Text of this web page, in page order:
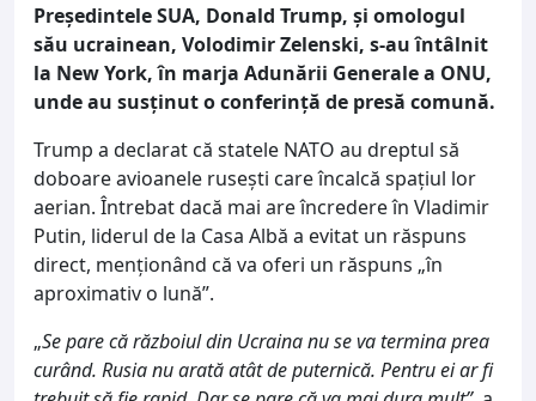
Președintele SUA, Donald Trump, și omologul
său ucrainean, Volodimir Zelenski, s-au întâlnit
la New York, în marja Adunării Generale a ONU,
unde au susținut o conferință de presă comună.
Trump a declarat că statele NATO au dreptul să
doboare avioanele rusești care încalcă spațiul lor
aerian. Întrebat dacă mai are încredere în Vladimir
Putin, liderul de la Casa Albă a evitat un răspuns
direct, menționând că va oferi un răspuns „în
aproximativ o lună”.
„Se pare că războiul din Ucraina nu se va termina prea
curând. Rusia nu arată atât de puternică. Pentru ei ar fi